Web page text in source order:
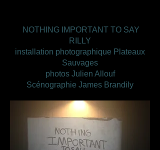
NOTHING IMPORTANT TO SAY
RILLY
installation photographique Plateaux
Sauvages
photos Julien Allouf
Scénographie James Brandily